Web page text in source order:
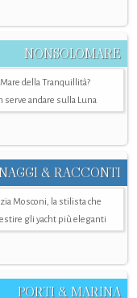
NONSOLOMARE
della Tranquillità?
serve andare sulla Luna
& RACCONTI
Mosconi, la stilista che
gli yacht più eleganti
PORTI & MARINA